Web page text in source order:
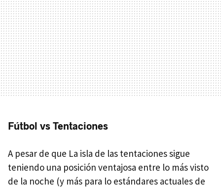
Fútbol vs Tentaciones
A pesar de que La isla de las tentaciones sigue
teniendo una posición ventajosa entre lo más visto
de la noche (y más para lo estándares actuales de